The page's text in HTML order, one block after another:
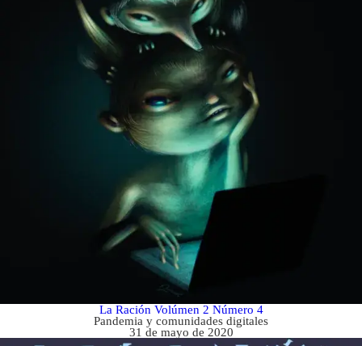
La Ración Volúmen 2 Número 4
Pandemia y comunidades digitales
31 de mayo de 2020